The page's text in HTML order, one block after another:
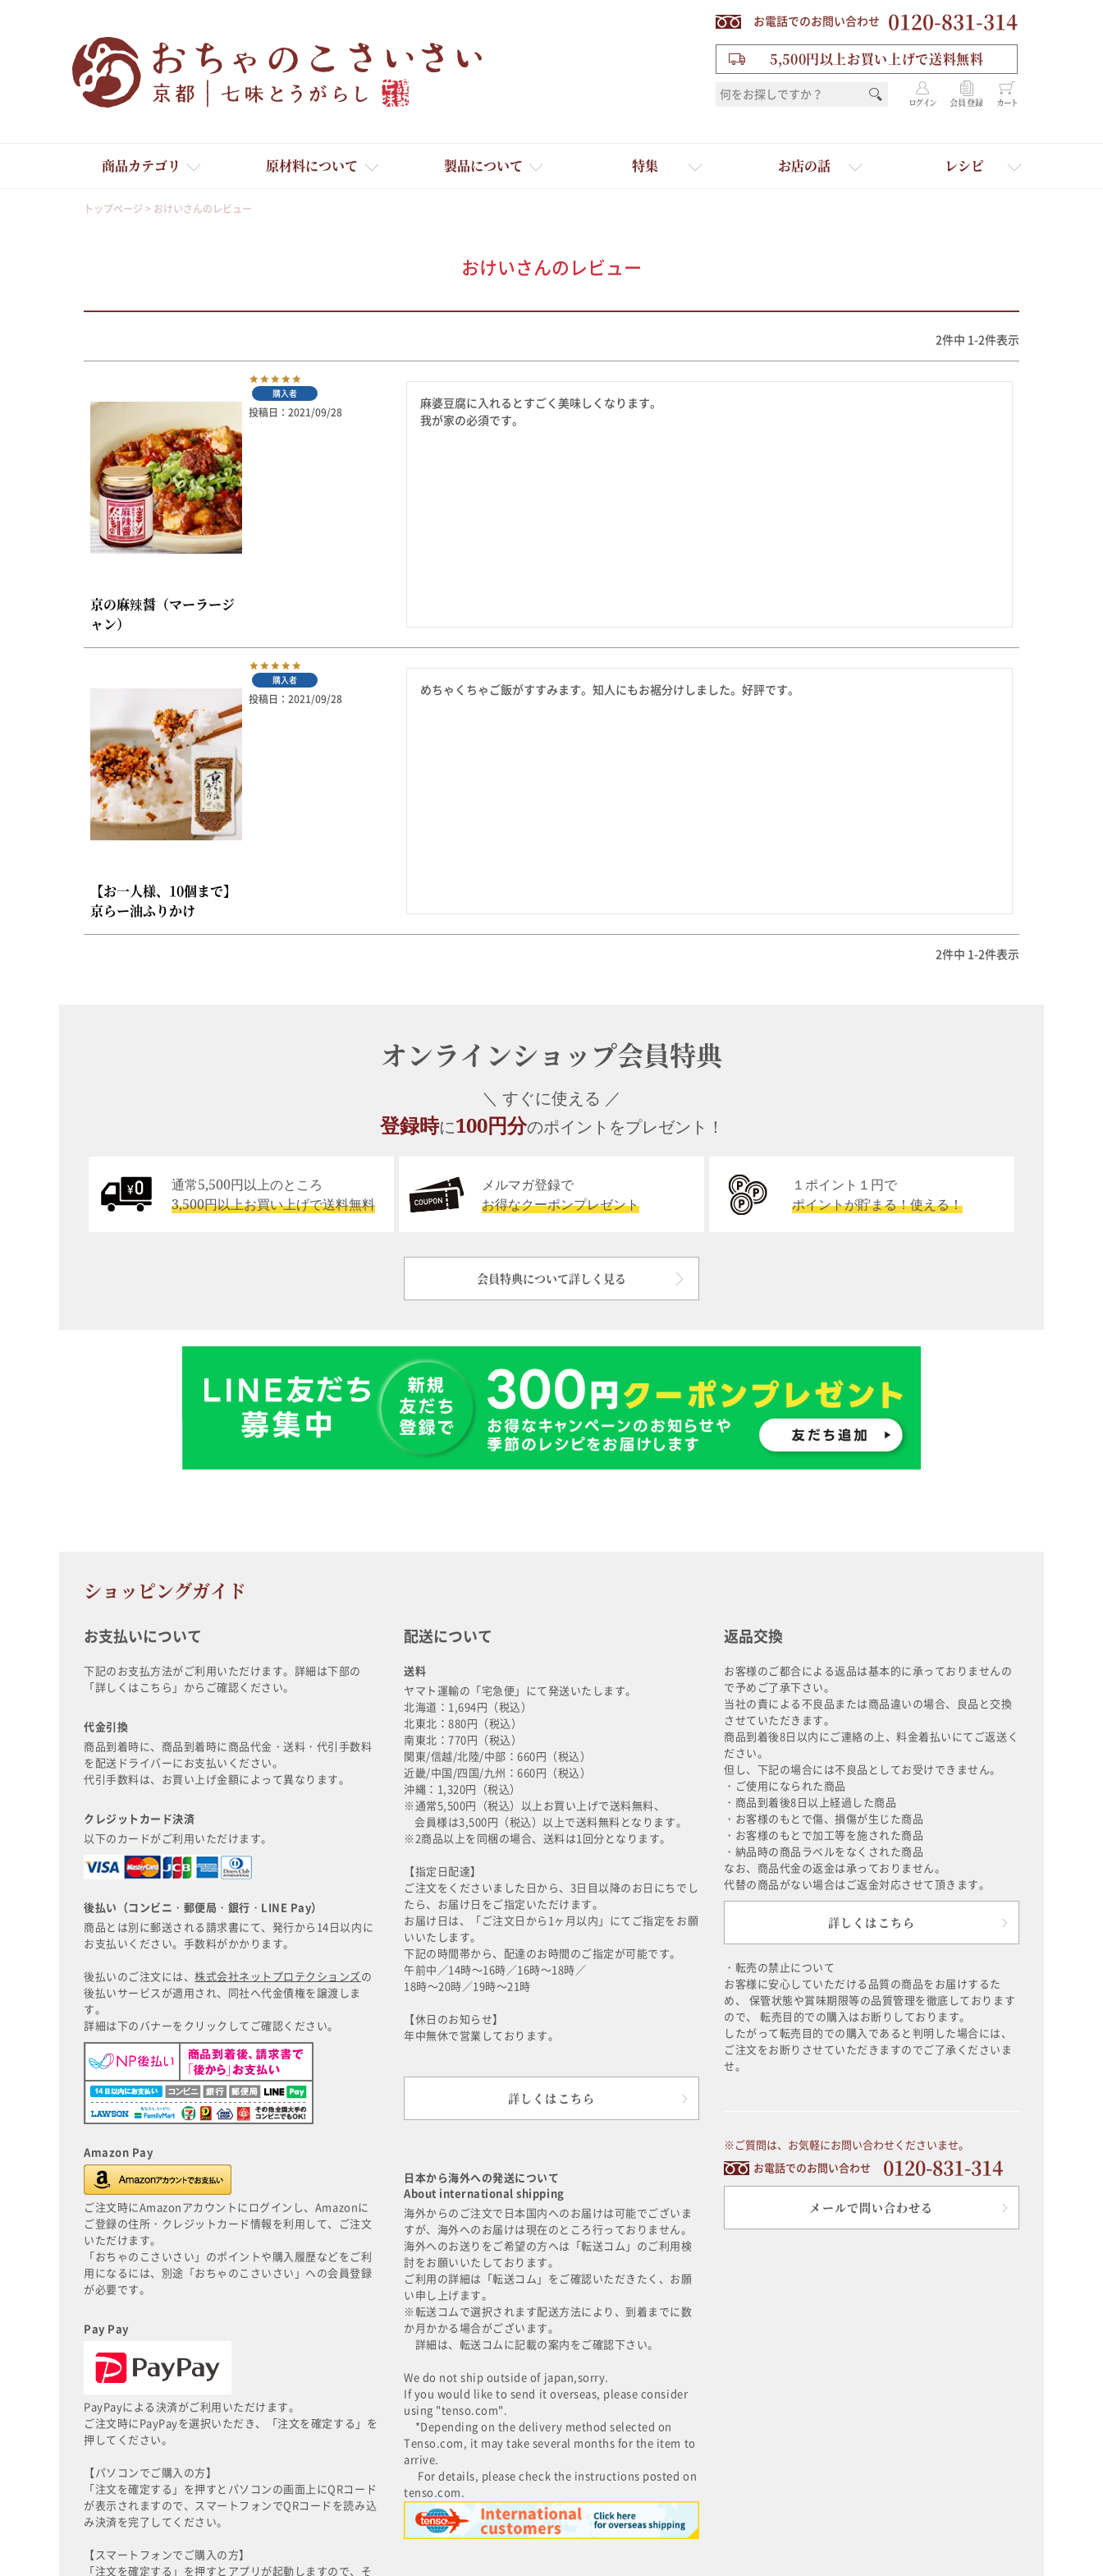
お電話でのお問い合わせ 0120-831-314
5,500円以上お買い上げで送料無料
ログイン 会員登録 カート
商品カテゴリ
京の一味とうがらし
京の七味とうがらし
柚子薬味・山椒
ラー油
ふりかけ
送料無料
お土産・ギフト 贈る人に合わせて一味・七味を選ぶ
原材料について 製品について 特集 お店の話 レシピ
トップページ おけいさんのレビュー
おけいさんのレビュー
2件中 1 -2件表示
京の麻辣醤（マーラージ
ャン）
購入者
投稿日 2021/09/28
麻婆豆腐に入れるとすごく美味しくなります。
我が家の必須です。
【お一人様、10個まで】
京らー油ふりかけ
購入者
投稿日 2021/09/28
めちゃくちゃご飯がすすみます。知人にもお裾分けしました。好評です。
2件中 1 -2件表示
オンラインショップ会員特典
＼ すぐに使える ／
登録時に100円分のポイントをプレゼント！
通常5,500円以上のところ
3,500円以上お買い上げで送料無料
メルマガ登録で
お得なクーポンプレゼント
１ポイント１円で
ポイントが貯まる！使える！
会員特典について詳しく見る
ショッピングガイド
お支払いについて
下記のお支払方法がご利用いただけます。詳細は下部の
「詳しくはこちら」からご確認ください。
代金引換
商品到着時に、商品到着時に商品代金・送料・代引手数料
を配送ドライバーにお支払いください。
代引手数料は、お買い上げ金額によって異なります。
クレジットカード決済
以下のカードがご利用いただけます。
後払い（コンビニ・郵便局・銀行・LINE Pay）
商品とは別に郵送される請求書にて、発行から14日以内に
お支払いください。手数料がかかります。
後払いのご注文には、株式会社ネットプロテクションズの
後払いサービスが適用され、同社へ代金債権を譲渡しま
す。
詳細は下のバナーをクリックしてご確認ください。
Amazon Pay
ご注文時にAmazonアカウントにログインし、Amazonに
ご登録の住所・クレジットカード情報を利用して、ご注文
いただけます。
「おちゃのこさいさい」のポイントや購入履歴などをご利
用になるには、別途「おちゃのこさいさい」への会員登録
が必要です。
Pay Pay
PayPayによる決済がご利用いただけます。
ご注文時にPayPayを選択いただき、「注文を確定する」を
押してください。
【パソコンでご購入の方】
「注文を確定する」を押すとパソコンの画面上にQRコード
が表示されますので、スマートフォンでQRコードを読み込
み決済を完了してください。
【スマートフォンでご購入の方】
「注文を確定する」を押すとアプリが起動しますので、そ
配送について
送料
ヤマト運輸の「宅急便」にて発送いたします。
北海道：1,694円（税込）
北東北：880円（税込）
南東北：770円（税込）
関東/信越/北陸/中部：660円（税込）
近畿/中国/四国/九州：660円（税込）
沖縄：1,320円（税込）
※通常5,500円（税込）以上お買い上げで送料無料、
会員様は3,500円（税込）以上で送料無料となります。
※2商品以上を同梱の場合、送料は1回分となります。
【指定日配達】
ご注文をくださいました日から、3日目以降のお日にちでし
たら、お届け日をご指定いただけます。
お届け日は、「ご注文日から1ヶ月以内」にてご指定をお願
いいたします。
下記の時間帯から、配達のお時間のご指定が可能です。
午前中／14時～16時／16時～18時／
18時～20時／19時～21時
【休日のお知らせ】
年中無休で営業しております。
詳しくはこちら
日本から海外への発送について
About international shipping
海外からのご注文で日本国内へのお届けは可能でございま
すが、海外へのお届けは現在のところ行っておりません。
海外へのお送りをご希望の方へは「転送コム」のご利用検
討をお願いいたしております。
ご利用の詳細は「転送コム」をご確認いただきたく、お願
い申し上げます。
※転送コムで選択されます配送方法により、到着までに数
か月かかる場合がございます。
詳細は、転送コムに記載の案内をご確認下さい。
We do not ship outside of japan,sorry.
If you would like to send it overseas, please consider
using "tenso.com".
*Depending on the delivery method selected on
Tenso.com, it may take several months for the item to
arrive.
For details, please check the instructions posted on
tenso.com.
返品交換
お客様のご都合による返品は基本的に承っておりませんの
で予めご了承下さい。
当社の責による不良品または商品違いの場合、良品と交換
させていただきます。
商品到着後8日以内にご連絡の上、料金着払いにてご返送く
ださい。
但し、下記の場合には不良品としてお受けできません。
・ご使用になられた商品
・商品到着後8日以上経過した商品
・お客様のもとで傷、損傷が生じた商品
・お客様のもとで加工等を施された商品
・納品時の商品ラベルをなくされた商品
なお、商品代金の返金は承っておりません。
代替の商品がない場合はご返金対応させて頂きます。
詳しくはこちら
・転売の禁止について
お客様に安心していただける品質の商品をお届けするた
め、 保管状態や賞味期限等の品質管理を徹底しております
ので、 転売目的での購入はお断りしております。
したがって転売目的での購入であると判明した場合には、
ご注文をお断りさせていただきますのでご了承くださいま
せ。
※ご質問は、お気軽にお問い合わせくださいませ。
お電話でのお問い合わせ 0120-831-314
メールで問い合わせる